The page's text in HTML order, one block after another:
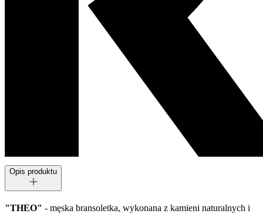
Opis produktu
"THEO" - męska bransoletka, wykonana z kamieni naturalnych i